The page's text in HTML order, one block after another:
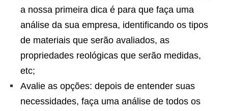
a nossa primeira dica é para que faça uma
análise da sua empresa, identificando os tipos
de materiais que serão avaliados, as
propriedades reológicas que serão medidas,
etc;
Avalie as opções: depois de entender suas
necessidades, faça uma análise de todos os